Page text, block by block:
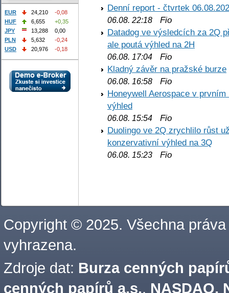
Denní report - čtvrtek
06.08. 22:18 Fio
Datadog ve výsledcích za 2Q
ale poutá výhled na 2H
06.08. 17:04 Fio
Kladný závěr na pražské burze
06.08. 16:58 Fio
Honeywell Aerospace v
výhled
06.08. 15:54 Fio
Duolingo ve 2Q zrychlilo růst
konzervativní výhled na 3Q
06.08. 15:23 Fio
EUR 24,210
-0,08
HUF
6,655
+0,35
JPY
13,288
0,00
PLN
5,632
-0,24
USD
20,976 -0,18
Copyright © 2025. Všechna práva
vyhrazena.
Zdroje dat: Burza cenných
cenných papírů a.s., NASDAQ,